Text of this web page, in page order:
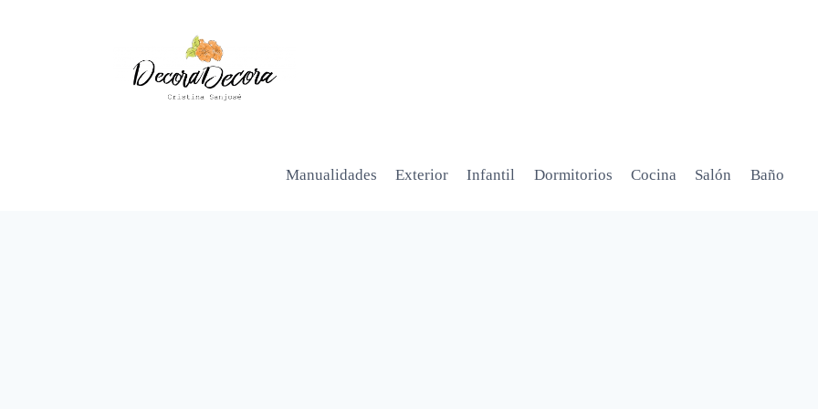
Manualidades Exterior Infantil Dormitorios Cocina Salón Baño